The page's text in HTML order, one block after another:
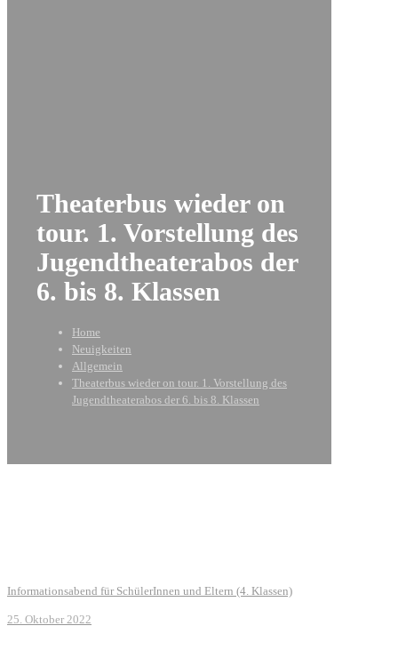
Theaterbus wieder on
tour. 1. Vorstellung des
Jugendtheaterabos der
6. bis 8. Klassen
Home
Neuigkeiten
Allgemein
Theaterbus wieder on tour. 1. Vorstellung des
Jugendtheaterabos der 6. bis 8. Klassen
Informationsabend für SchülerInnen und Eltern (4. Klassen)
25. Oktober 2022